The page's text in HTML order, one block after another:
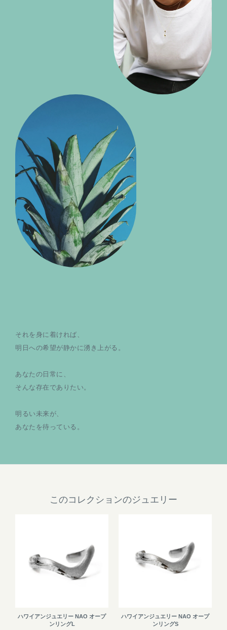
それを身に着ければ、
明日への希望が静かに湧き上がる。
あなたの日常に、
そんな存在でありたい。
明るい未来が、
あなたを待っている。
このコレクションのジュエリー
ハワイアンジュエリー NAO オープ
ンリングL
ハワイアンジュエリー NAO オープ
ンリングS